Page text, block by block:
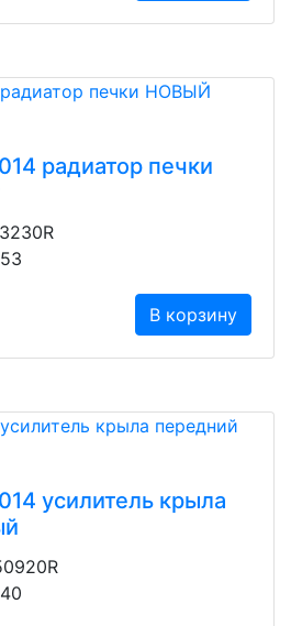
радиатор печки
В корзину
усилитель крыла